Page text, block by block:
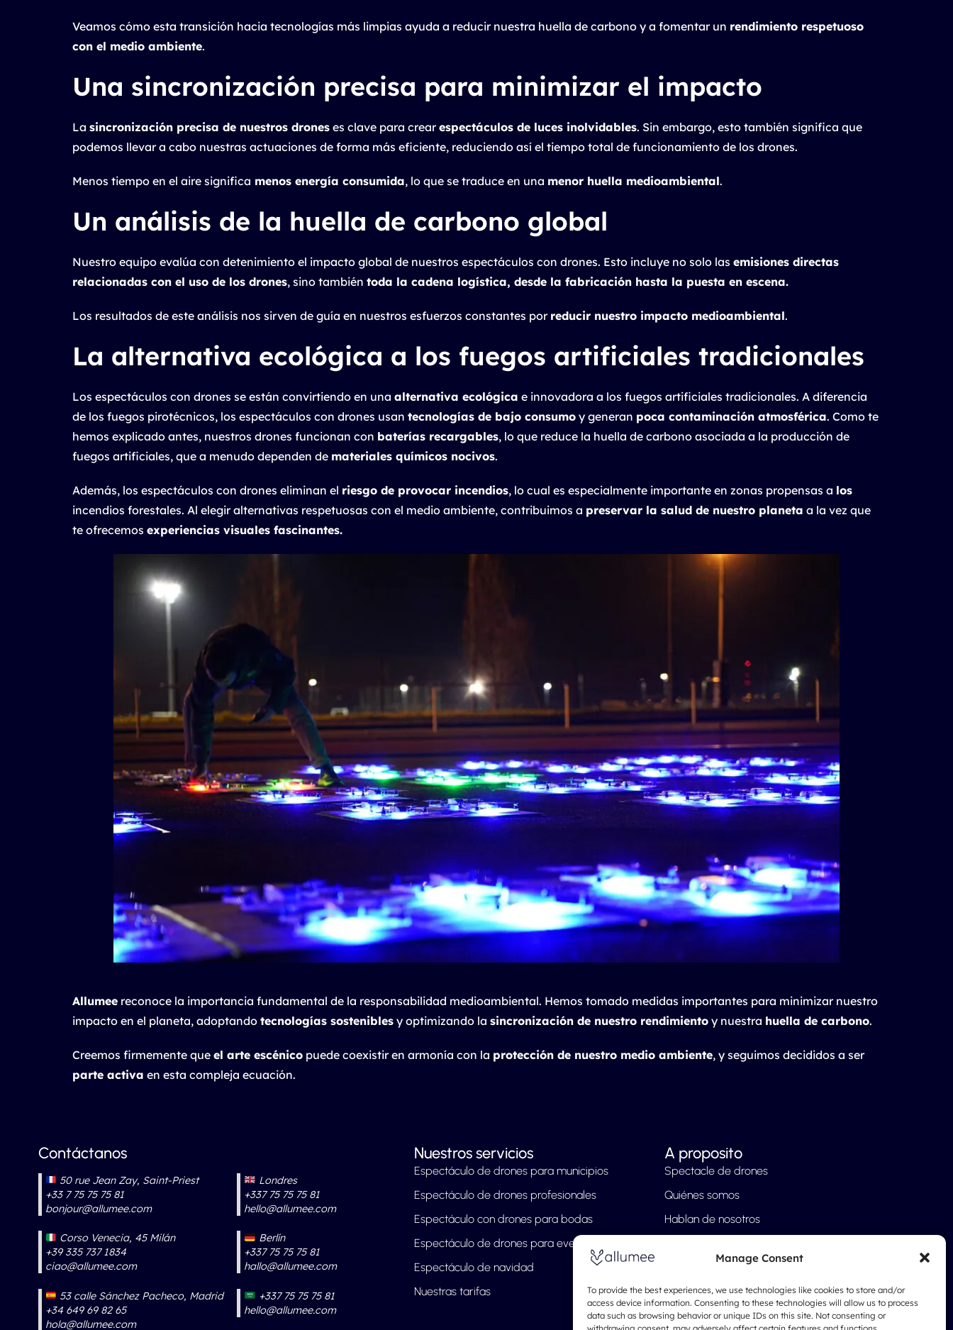
Manage Consent
To provide the best experiences, we use technologies like cookies to store and/or
access device information. Consenting to these technologies will allow us to process
data such as browsing behavior or unique IDs on this site. Not consenting or
Veamos cómo esta transición hacia tecnologías más limpias ayuda a reducir nuestra huella de carbono y a fomentar un rendimiento respetuoso
con el medio ambiente.
Una sincronización precisa para minimizar el impacto
La sincronización precisa de nuestros drones es clave para crearespectáculos de luces inolvidables. Sin embargo, esto también significa que
podemos llevar a cabo nuestras actuaciones de forma más eficiente, reduciendo así el tiempo total de funcionamiento de los drones.
Menos tiempo en el aire significa menos energía consumida, lo que se traduce en una menor huella medioambiental.
Un análisis de la huella de carbono global
Nuestro equipo evalúa con detenimiento el impacto global de nuestros espectáculos con drones. Esto incluye no solo las emisiones directas
relacionadas con el uso de los drones, sino también toda la cadena logística, desde la fabricación hasta la puesta en escena.
Los resultados de este análisis nos sirven de guía en nuestros esfuerzos constantes por reducir nuestro impacto medioambiental.
La alternativa ecológica a los fuegos artificiales tradicionales
Los espectáculos con drones se están convirtiendo en una alternativa ecológica e innovadora a los fuegos artificiales tradicionales. A diferencia
de los fuegos pirotécnicos, los espectáculos con drones usan tecnologías de bajo consumo y generan poca contaminación atmosférica. Como te
hemos explicado antes, nuestros drones funcionan con baterías recargables, lo que reduce la huella de carbono asociada a la producción de
fuegos artificiales, que a menudo dependen de materiales químicos nocivos.
Además, los espectáculos con drones eliminan el riesgo de provocar incendios, lo cual es especialmente importante en zonas propensas a los
incendios forestales. Al elegir alternativas respetuosas con el medio ambiente, contribuimos a preservar la salud de nuestro planeta a la vez que
te ofrecemos experiencias visuales fascinantes.
Allumee reconoce la importancia fundamental de la responsabilidad medioambiental. Hemos tomado medidas importantes para minimizar nuestro
impacto en el planeta, adoptando tecnologías sostenibles y optimizando la sincronización de nuestro rendimiento y nuestra huella de carbono.
Creemos firmemente que el arte escénico puede coexistir en armonía con la protección de nuestro medio ambiente, y seguimos decididos a ser
parte activa en esta compleja ecuación.
Contáctanos
50 rue Jean Zay, Saint-Priest
+33 7 75 75 75 81
bonjour@allumee.com
Corso Venecia, 45 Milán
+39 335 737 1834
ciao@allumee.com
53 calle Sánchez Pacheco, Madrid
+34 649 69 82 65
hola@allumee.com
Londres
+337 75 75 75 81
hello@allumee.com
Berlín
+337 75 75 75 81
hallo@allumee.com
+337 75 75 75 81
hello@allumee.com
Nuestros servicios
Espectáculo de drones para municipios
Espectáculo de drones profesionales
Espectáculo con drones para bodas
Espectáculo de drones para eventos
Espectáculo de navidad
Nuestras tarifas
A proposito
Spectacle de drones
Quiénes somos
Hablan de nosotros
Preguntas frecuentes
Blog
Notas legales